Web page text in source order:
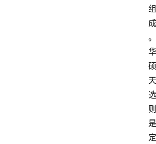
组
成
。
华
硕
天
选
则
是
定